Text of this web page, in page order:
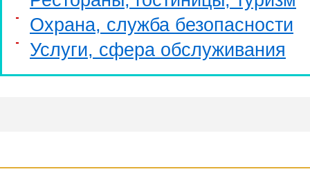
Охрана, служба безопасности
Услуги, cфера обслуживания